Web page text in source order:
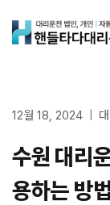
12월 18, 2024
수원 대리
용하는 방법